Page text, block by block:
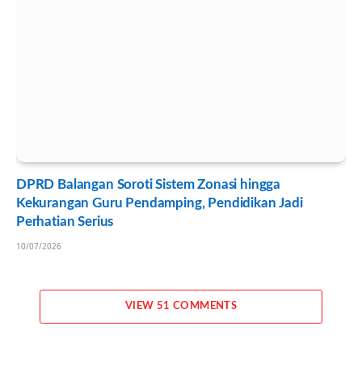
DPRD Balangan Soroti Sistem Zonasi hingga
Kekurangan Guru Pendamping, Pendidikan Jadi
Perhatian Serius
10/07/2026
VIEW 51 COMMENTS